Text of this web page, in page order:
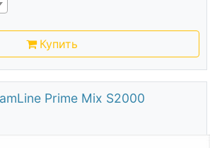
Купить
Prime Mix S2000